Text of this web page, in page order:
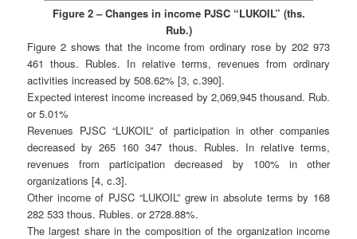
Figure 2 – Changes in income PJSC “LUKOIL” (ths.
Rub.)
Figure 2 shows that the income from ordinary rose by 202 973
461 thous. Rubles. In relative terms, revenues from ordinary
activities increased by 508.62% [3, c.390].
Expected interest income increased by 2,069,945 thousand. Rub.
or 5.01%
Revenues PJSC “LUKOIL” of participation in other companies
decreased by 265 160 347 thous. Rubles. In relative terms,
revenues from participation decreased by 100% in other
organizations [4, c.3].
Other income of PJSC “LUKOIL” grew in absolute terms by 168
282 533 thous. Rubles. or 2728.88%.
The largest share in the composition of the organization income